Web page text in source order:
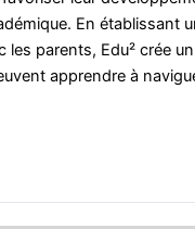
En établissant
les parents, Edu² crée
apprendre à